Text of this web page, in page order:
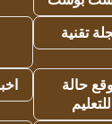
تقنية
حالة
للتعليم
اخبار